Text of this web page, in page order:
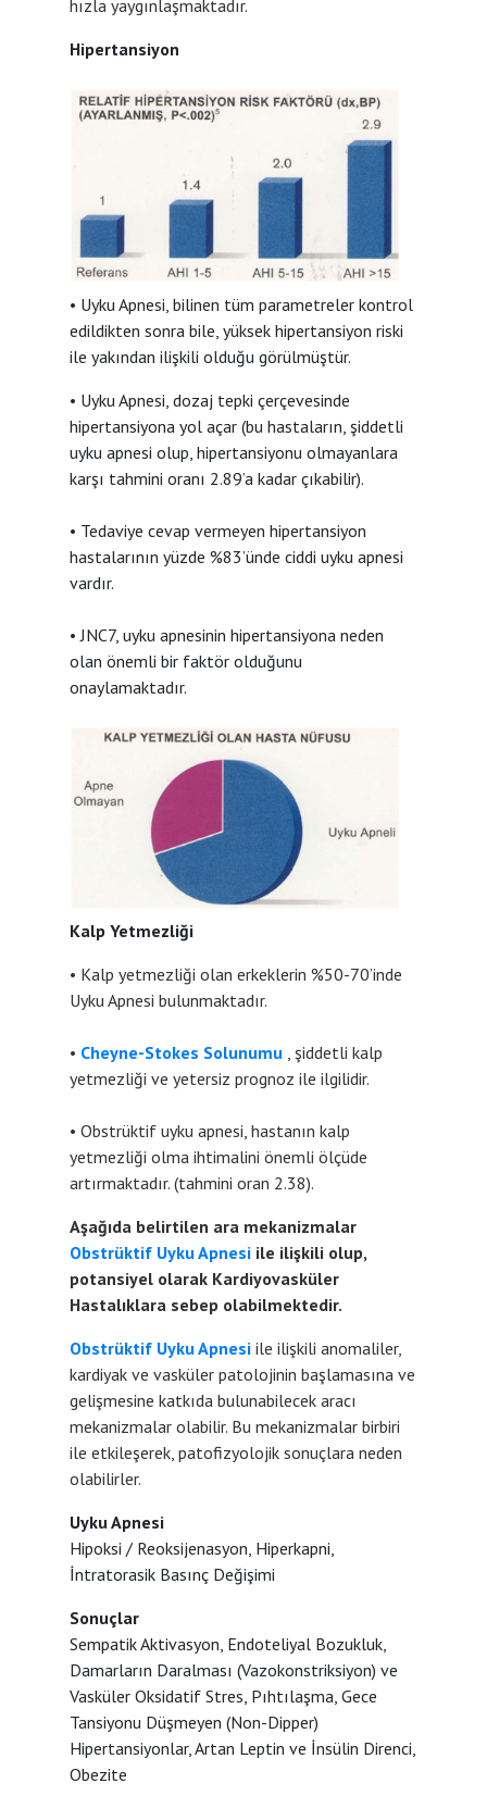
hızla yaygınlaşmaktadır.
Hipertansiyon
• Uyku Apnesi, bilinen tüm parametreler kontrol
edildikten sonra bile, yüksek hipertansiyon riski
ile yakından ilişkili olduğu görülmüştür.
• Uyku Apnesi, dozaj tepki çerçevesinde
hipertansiyona yol açar (bu hastaların, şiddetli
uyku apnesi olup, hipertansiyonu olmayanlara
karşı tahmini oranı 2.89’a kadar çıkabilir).
• Tedaviye cevap vermeyen hipertansiyon
hastalarının yüzde %83’ünde ciddi uyku apnesi
vardır.
• JNC7, uyku apnesinin hipertansiyona neden
olan önemli bir faktör olduğunu
onaylamaktadır.
Kalp Yetmezliği
• Kalp yetmezliği olan erkeklerin %50-70’inde
Uyku Apnesi bulunmaktadır.
• Cheyne-Stokes Solunumu , şiddetli kalp
yetmezliği ve yetersiz prognoz ile ilgilidir.
• Obstrüktif uyku apnesi, hastanın kalp
yetmezliği olma ihtimalini önemli ölçüde
artırmaktadır. (tahmini oran 2.38).
Aşağıda belirtilen ara mekanizmalar
Obstrüktif Uyku Apnesi ile ilişkili olup,
potansiyel olarak Kardiyovasküler
Hastalıklara sebep olabilmektedir.
Obstrüktif Uyku Apnesi ile ilişkili anomaliler,
kardiyak ve vasküler patolojinin başlamasına ve
gelişmesine katkıda bulunabilecek aracı
mekanizmalar olabilir. Bu mekanizmalar birbiri
ile etkileşerek, patofizyolojik sonuçlara neden
olabilirler.
Uyku Apnesi
Hipoksi / Reoksijenasyon, Hiperkapni,
İntratorasik Basınç Değişimi
Sonuçlar
Sempatik Aktivasyon, Endoteliyal Bozukluk,
Damarların Daralması (Vazokonstriksiyon) ve
Vasküler Oksidatif Stres, Pıhtılaşma, Gece
Tansiyonu Düşmeyen (Non-Dipper)
Hipertansiyonlar, Artan Leptin ve İnsülin Direnci,
Obezite